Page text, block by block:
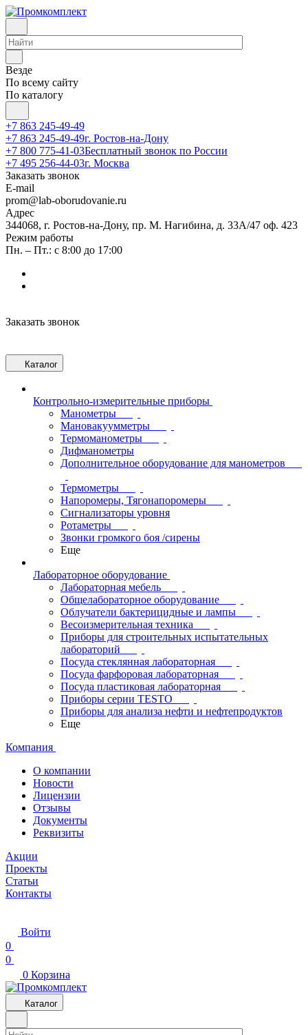
Везде
По всему сайту
По каталогу
+7 863 245-49-49
+7 863 245-49-49г. Ростов-на-Дону
+7 800 775-41-03Бесплатный звонок по России
+7 495 256-44-03г. Москва
Заказать звонок
E-mail
prom@lab-oborudovanie.ru
Адрес
344068, г. Ростов-на-Дону, пр. М. Нагибина, д. 33А/47 оф. 423
Режим работы
Пн. – Пт.: с 8:00 до 17:00
Заказать звонок
Каталог
Контрольно-измерительные приборы
Манометры
Мановакуумметры
Термоманометры
Дифманометры
Дополнительное оборудование для манометров
Термометры
Напоромеры, Тягонапоромеры
Сигнализаторы уровня
Ротаметры
Звонки громкого боя /сирены
Еще
Лабораторное оборудование
Лабораторная мебель
Общелабораторное оборудование
Облучатели бактерицидные и лампы
Весоизмерительная техника
Приборы для строительных испытательных
лабораторий
Посуда стеклянная лабораторная
Посуда фарфоровая лабораторная
Посуда пластиковая лабораторная
Приборы серии TESTO
Приборы для анализа нефти и нефтепродуктов
Еще
Компания
О компании
Новости
Лицензии
Отзывы
Документы
Реквизиты
Акции
Проекты
Статьи
Контакты
Войти
0
0
0 Корзина
Каталог